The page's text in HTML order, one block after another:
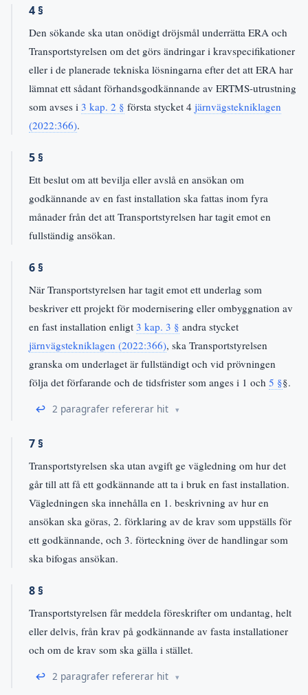
4 §
Den sökande ska utan onödigt dröjsmål underrätta ERA och
Transportstyrelsen om det görs ändringar i kravspecifikationer
eller i de planerade tekniska lösningarna efter det att ERA har
lämnat ett sådant förhandsgodkännande av ERTMS-utrustning
som avses i 3 kap. 2 § första stycket 4 järnvägstekniklagen
(2022:366).
5 §
Ett beslut om att bevilja eller avslå en ansökan om
godkännande av en fast installation ska fattas inom fyra
månader från det att Transportstyrelsen har tagit emot en
fullständig ansökan.
6 §
När Transportstyrelsen har tagit emot ett underlag som
beskriver ett projekt för modernisering eller ombyggnation av
en fast installation enligt 3 kap. 3 § andra stycket
järnvägstekniklagen (2022:366), ska Transportstyrelsen
granska om underlaget är fullständigt och vid prövningen
följa det förfarande och de tidsfrister som anges i 1 och 5 §§.
↩ 2 paragrafer refererar hit
7 §
Transportstyrelsen ska utan avgift ge vägledning om hur det
går till att få ett godkännande att ta i bruk en fast installation.
Vägledningen ska innehålla en 1. beskrivning av hur en
ansökan ska göras, 2. förklaring av de krav som uppställs för
ett godkännande, och 3. förteckning över de handlingar som
ska bifogas ansökan.
8 §
Transportstyrelsen får meddela föreskrifter om undantag, helt
eller delvis, från krav på godkännande av fasta installationer
och om de krav som ska gälla i stället.
↩ 2 paragrafer refererar hit